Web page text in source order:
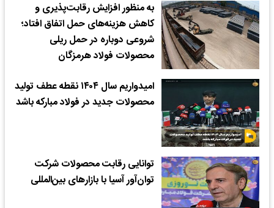
به منظور افزایش رقابت‌پذیری و
کاهش هزینه‌های حمل اتفاق افتاد؛
شروعی دوباره در حمل ریلی
محصولات فولاد هرمزگان
امیدواریم سال ۱۴۰۴ نقطه عطف تولید
محصولات جدید در فولاد مبارکه باشد
توانایی رقابت محصولات شرکت
توان‌آور آسیا با بازارهای بین‌المللی